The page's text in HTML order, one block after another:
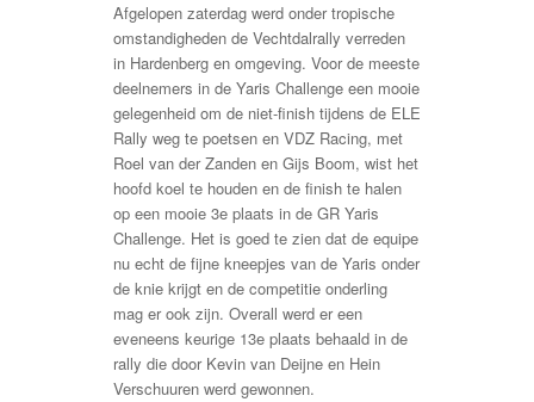
Afgelopen zaterdag werd onder tropische
omstandigheden de Vechtdalrally verreden
in Hardenberg en omgeving. Voor de meeste
deelnemers in de Yaris Challenge een mooie
gelegenheid om de niet-finish tijdens de ELE
Rally weg te poetsen en VDZ Racing, met
Roel van der Zanden en Gijs Boom, wist het
hoofd koel te houden en de finish te halen
op een mooie 3e plaats in de GR Yaris
Challenge. Het is goed te zien dat de equipe
nu echt de fijne kneepjes van de Yaris onder
de knie krijgt en de competitie onderling
mag er ook zijn. Overall werd er een
eveneens keurige 13e plaats behaald in de
rally die door Kevin van Deijne en Hein
Verschuuren werd gewonnen.